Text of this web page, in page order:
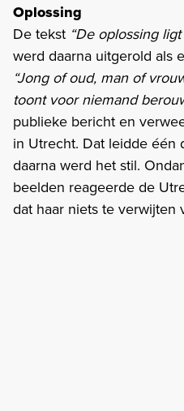
Oplossing
De tekst “De oplossing
werd daarna uitgerold als
“Jong of oud, man of
toont voor niemand
publieke bericht en
in Utrecht. Dat leidde één
daarna werd het stil.
beelden reageerde de
dat haar niets te verwijten